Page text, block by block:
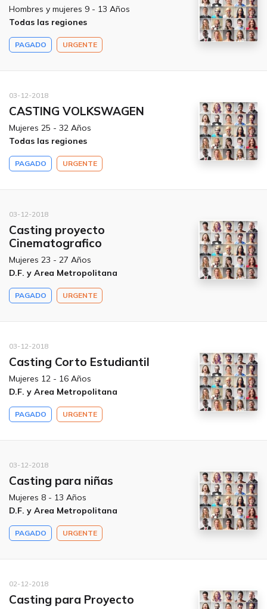
Hombres y mujeres 9 - 13 Años
Todas las regiones
PAGADO URGENTE
03-12-2018
CASTING VOLKSWAGEN
Mujeres 25 - 32 Años
Todas las regiones
PAGADO URGENTE
03-12-2018
Casting proyecto
Cinematografico
Mujeres 23 - 27 Años
D.F. y Area Metropolitana
PAGADO URGENTE
03-12-2018
Casting Corto Estudiantil
Mujeres 12 - 16 Años
D.F. y Area Metropolitana
PAGADO URGENTE
03-12-2018
Casting para niñas
Mujeres 8 - 13 Años
D.F. y Area Metropolitana
PAGADO URGENTE
02-12-2018
Casting para Proyecto